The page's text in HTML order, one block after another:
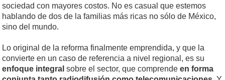
sociedad con mayores costos. No es casual que estemos
hablando de dos de la familias más ricas no sólo de México,
sino del mundo.
Lo original de la reforma finalmente emprendida, y que la
convierte en un caso de referencia a nivel regional, es su
enfoque integral sobre el sector, que comprende en forma